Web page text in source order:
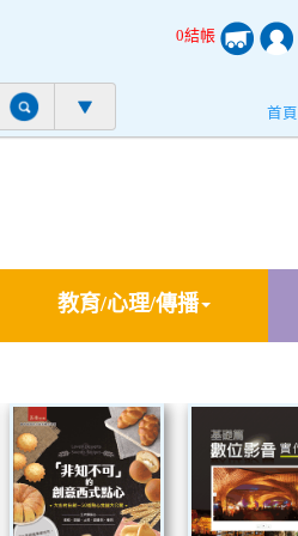
0結帳
首頁
教育/心理/傳播